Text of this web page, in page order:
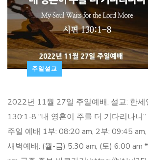
주일설교
2022년 11월 27일 주일예배, 설교: 한세
130:1-8 “내 영혼이 주를 더 기다리나니
주일 예배 1부: 08:20 am, 2부: 09:45
새벽예배: (월-금) 5:30 am, (토) 6:00 am